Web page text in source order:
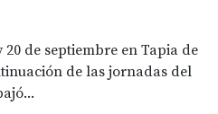
de septiembre en Tapia de
de las jornadas del